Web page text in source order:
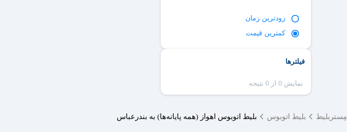
زود‌ترین زمان
کمترین قیمت
فیلترها
نمایش 0 از 0 نتیجه
مِستربلیط بلیط اتوبوس بلیط اتوبوس اهواز (همه پایانه‌ها) به بندرعباس